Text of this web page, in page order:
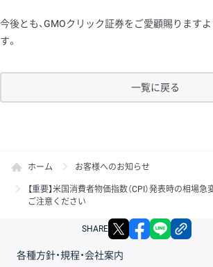
今後とも、GMOクリック証券をご愛顧賜ります
す。
一覧に戻る
ホーム お客様へのお知らせ
【重要】米国消費者物価指数（CPI）発表時の相場
ご注意ください
SHARE X facebook
各種方針・規程・会社案内